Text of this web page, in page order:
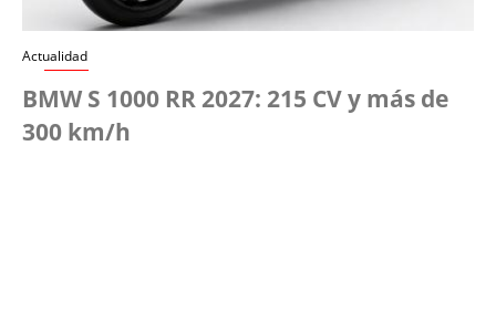
Actualidad
BMW S 1000 RR 2027: 215 CV y más de
300 km/h